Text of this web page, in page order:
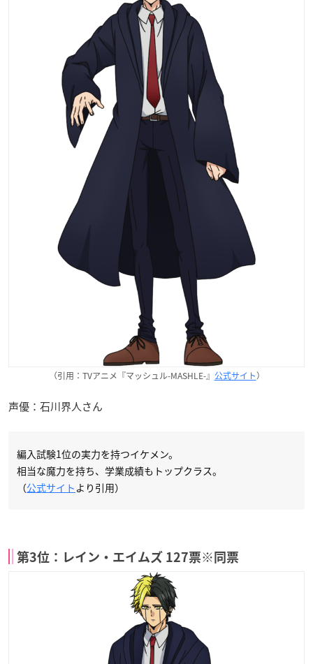
（引用：TVアニメ『マッシュル-MASHLE-』 公式サイト）
声優：石川界人さん
編入試験1位の実力を持つイケメン。
相当な魔力を持ち、学業成績もトップクラス。
（公式サイト より引用）
第3位：レイン・エイムズ 127票※同票